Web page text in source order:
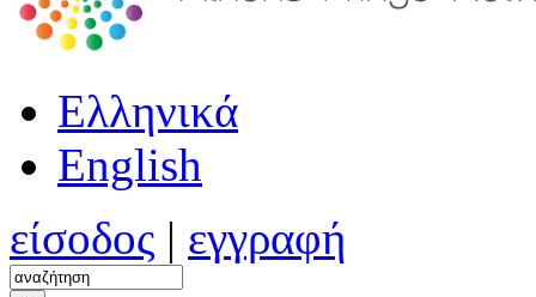
Ελληνικά
English
είσοδος | εγγραφή